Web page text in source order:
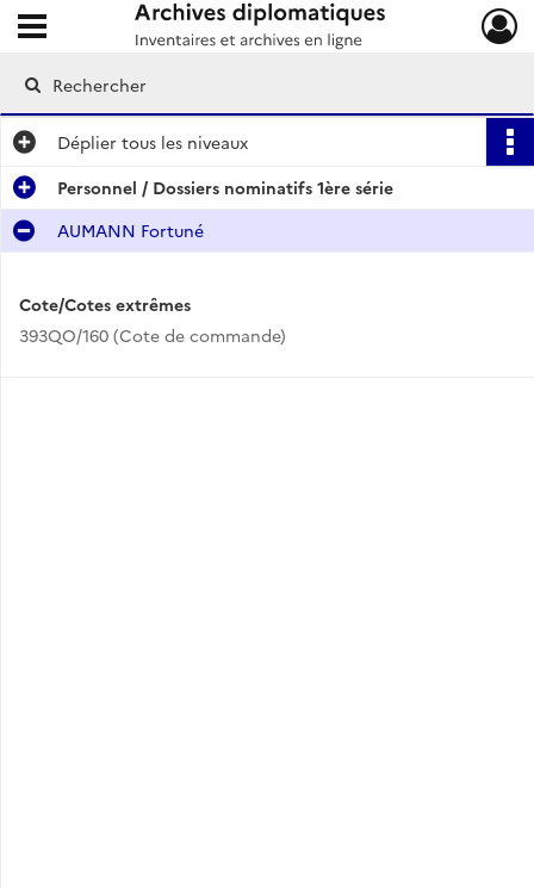
Archives diplomatiques
Ouvrir le menu déroulant
Déplier tous les niveaux
Personnel / Dossiers nominatifs 1ère série
AUMANN Fortuné
Cote/Cotes extrêmes
393QO/160 (Cote de commande)